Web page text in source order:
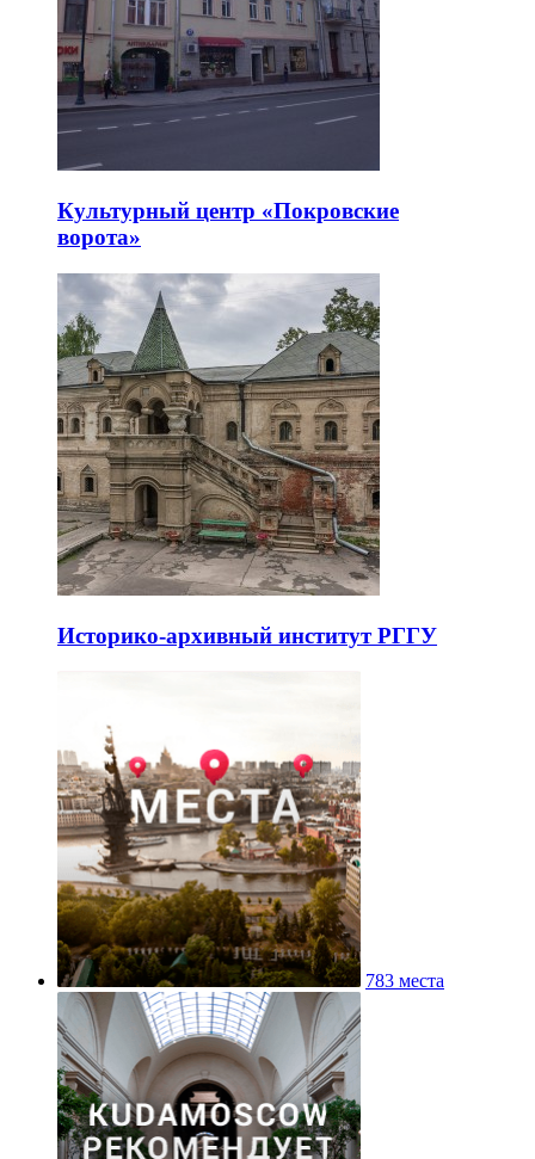
Культурный центр «Покровские
ворота»
Историко-архивный институт РГГУ
783 места